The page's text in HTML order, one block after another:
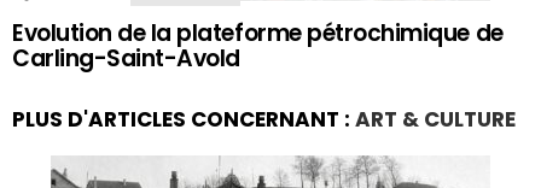
Evolution de la plateforme pétrochimique de
Carling-Saint-Avold
PLUS D'ARTICLES CONCERNANT : ART & CULTURE